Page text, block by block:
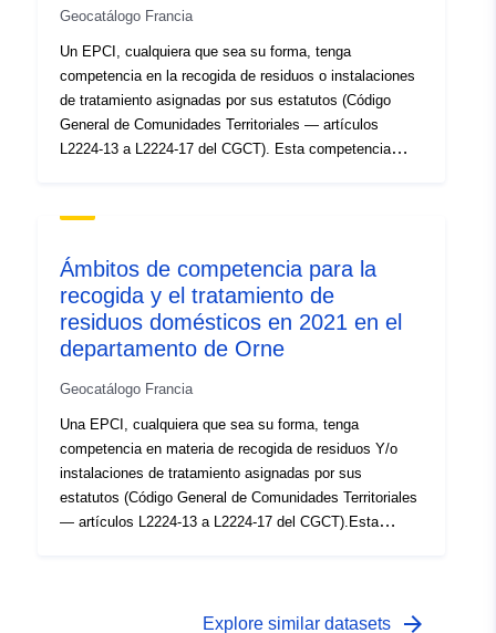
departamento de Orne o de un organismo cuya sede no
ornaise).
Geocatálogo Francia
Un EPCI, cualquiera que sea su forma, tenga
competencia en la recogida de residuos o instalaciones
de tratamiento asignadas por sus estatutos (Código
General de Comunidades Territoriales — artículos
L2224-13 a L2224-17 del CGCT). Esta competencia
puede optar por: (delegar esa competencia) a otra
competencia. Esto crea «ámbitos de competencia»
diferentes de los límites administrativos de la EPCI. Los
territorios de las organizaciones identificadas están
representados en su totalidad. Por lo tanto, la zona
determinados municipios de los departamentos vecinos
(en el caso de un organismo Onais competente en
municipios fuera del departamento de Orne o de un
organismo cuya sede no esté en el Orne competente en
las comunas ornaise).
Ámbitos de competencia para la
recogida y el tratamiento de
residuos domésticos en 2021 en el
departamento de Orne
Geocatálogo Francia
Una EPCI, cualquiera que sea su forma, tenga
competencia en materia de recogida de residuos Y/o
instalaciones de tratamiento asignadas por sus
estatutos (Código General de Comunidades Territoriales
— artículos L2224-13 a L2224-17 del CGCT).Esta
en otra institución u organismo público- para conservar
Explore similar datasets arrow_forward